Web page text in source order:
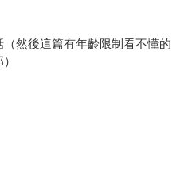
然後這篇有年齡限制看不懂的